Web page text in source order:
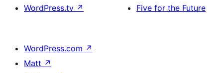
WordPress.tv ↗
Five for the Future
WordPress.com ↗
Matt ↗